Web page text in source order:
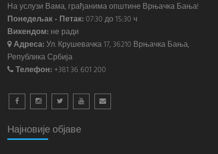
На услузи Вама, грађанима општине Врњачка Бања!
Понедељак - Петак:07:30 до 15:30 ч
Викендом:не ради
Адреса:Ул. Крушевачка 17, 36210 Врњачка Бања,
Република Србија
Телефон:+381 36 601 200
Најновије објаве